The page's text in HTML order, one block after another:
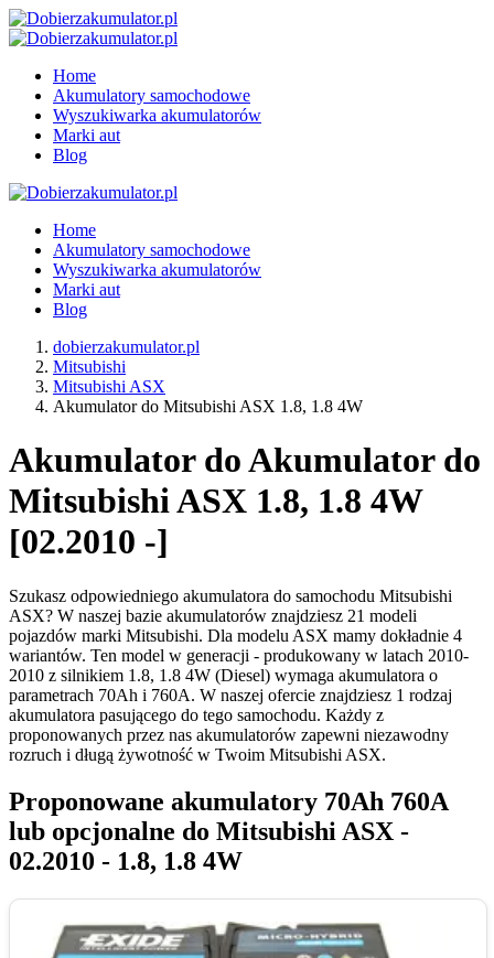
Home
Akumulatory samochodowe
Wyszukiwarka akumulatorów
Marki aut
Blog
Home
Akumulatory samochodowe
Wyszukiwarka akumulatorów
Marki aut
Blog
dobierzakumulator.pl
Mitsubishi
Mitsubishi ASX
Akumulator do Mitsubishi ASX 1.8, 1.8 4W
Akumulator do Akumulator do
Mitsubishi ASX 1.8, 1.8 4W
[02.2010 -]
Szukasz odpowiedniego akumulatora do samochodu Mitsubishi
ASX? W naszej bazie akumulatorów znajdziesz 21 modeli
pojazdów marki Mitsubishi. Dla modelu ASX mamy dokładnie 4
wariantów. Ten model w generacji - produkowany w latach 2010-
2010 z silnikiem 1.8, 1.8 4W (Diesel) wymaga akumulatora o
parametrach 70Ah i 760A. W naszej ofercie znajdziesz 1 rodzaj
akumulatora pasującego do tego samochodu. Każdy z
proponowanych przez nas akumulatorów zapewni niezawodny
rozruch i długą żywotność w Twoim Mitsubishi ASX.
Proponowane akumulatory 70Ah 760A
lub opcjonalne do Mitsubishi ASX -
02.2010 - 1.8, 1.8 4W